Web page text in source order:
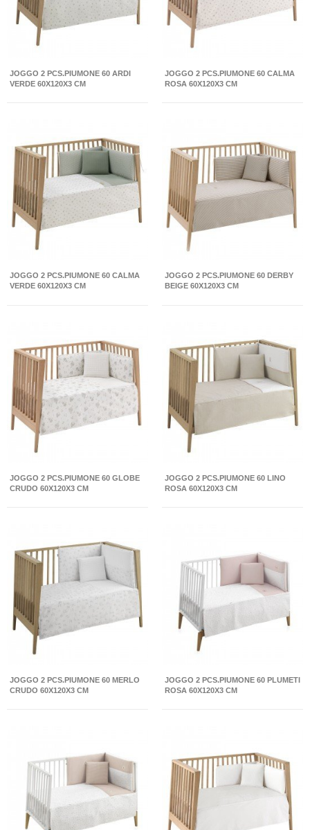
JOGGO 2 PCS.PIUMONE 60 ARDI
VERDE 60X120X3 CM
JOGGO 2 PCS.PIUMONE 60 CALMA
ROSA 60X120X3 CM
JOGGO 2 PCS.PIUMONE 60 CALMA
VERDE 60X120X3 CM
JOGGO 2 PCS.PIUMONE 60 DERBY
BEIGE 60X120X3 CM
JOGGO 2 PCS.PIUMONE 60 GLOBE
CRUDO 60X120X3 CM
JOGGO 2 PCS.PIUMONE 60 LINO
ROSA 60X120X3 CM
JOGGO 2 PCS.PIUMONE 60 MERLO
CRUDO 60X120X3 CM
JOGGO 2 PCS.PIUMONE 60 PLUMETI
ROSA 60X120X3 CM